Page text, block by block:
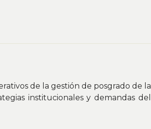
de la gestión de posgrado de la
institucionales y demandas del